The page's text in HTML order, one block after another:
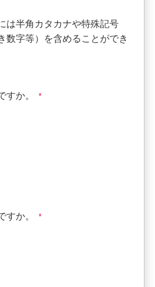
は半角カタカナや特殊記号
数字等）を含めることができ
すか。 *
すか。 *